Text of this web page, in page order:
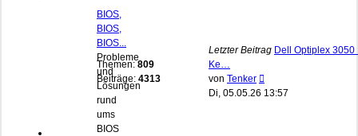
BIOS,
BIOS,
BIOS...
Probleme
und
Lösungen
rund
ums
BIOS
Themen: 809
Beiträge: 4313
Letzter Beitrag Dell Optiplex 3050
Ke…
von Tenker
Beitrag
Di, 05.05.26 13:57